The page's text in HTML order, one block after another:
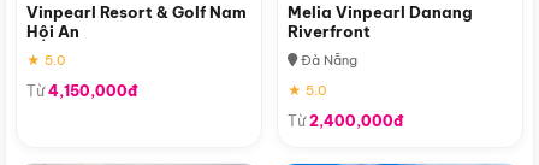
Vinpearl Resort & Golf Nam
Hội An
★ 5.0
Từ4,150,000đ
Melia Vinpearl Danang
Riverfront
Đà Nẵng
★ 5.0
Từ2,400,000đ